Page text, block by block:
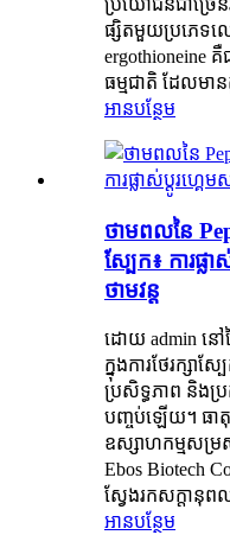
ប្រយោជន៍ជាច្រើ
ផ្សិតមួយប្រភេទឈ្ម
ergothioneine
ធម្មជាតិ ដែលមា
អានបន្ថែម
ថាមពលនៃ
ស្បែក៖ ការផ្ល
ថាមវន្ត
ដោយ admin នៅថ្
ក្នុងការថែរក្សាស្
ប្រសិទ្ធភាព និងប្
បញ្ចប់ឡើយ។ ធាតុ
ឧស្សាហកម្មសម្រ
Ebos Biotech
ស្វែងរកសក្តានុព
អានបន្ថែម